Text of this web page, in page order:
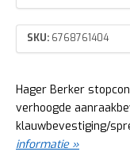
SKU: 6768761404
Hager Berker
verhoogde
klauwbevestiging/
informatie »